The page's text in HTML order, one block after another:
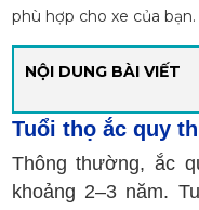
phù hợp cho xe của bạn.
NỘI DUNG BÀI VIẾT
Tuổi thọ ắc quy
Thông thường, ắc
khoảng 2–3 năm.